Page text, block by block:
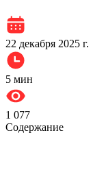
22 декабря 2025 г.
5 мин
1 077
Содержание